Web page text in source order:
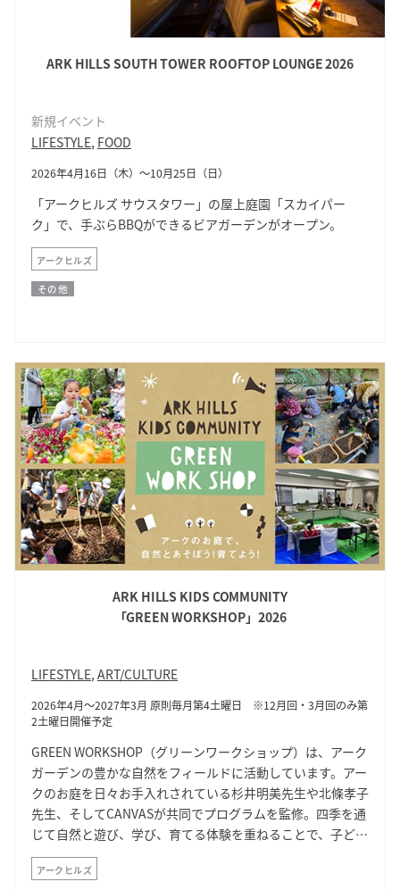
ARK HILLS SOUTH TOWER ROOFTOP LOUNGE 2026
新規イベント
LIFESTYLE, FOOD
2026年4月16日（木）〜10月25日（日）
「アークヒルズ サウスタワー」の屋上庭園「スカイパー
ク」で、手ぶらBBQができるビアガーデンがオープン。
アークヒルズ
その他
ARK HILLS KIDS COMMUNITY
「GREEN WORKSHOP」2026
LIFESTYLE, ART/CULTURE
2026年4月～2027年3月 原則毎月第4土曜日 ※12月回・3月回のみ第
2土曜日開催予定
GREEN WORKSHOP（グリーンワークショップ）は、アーク
ガーデンの豊かな自然をフィールドに活動しています。アー
クのお庭を日々お手入れされている杉井明美先生や北條孝子
先生、そしてCANVASが共同でプログラムを監修。四季を通
じて自然と遊び、学び、育てる体験を重ねることで、子ども
たちの伸びやかな五感や創造性、豊かな感性を育んでいきま
す。
アークヒルズ